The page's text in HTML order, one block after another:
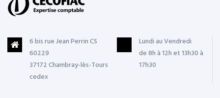
6 bis rue Jean Perrin CS
60229
37172 Chambray-lès-Tours
cedex
Lundi au Vendredi
de 8h à 12h et 13h30 à
17h30